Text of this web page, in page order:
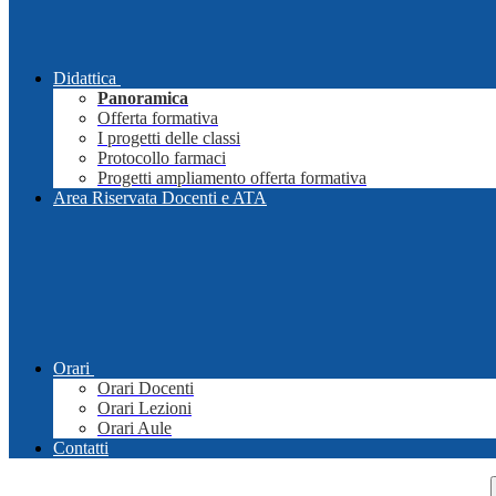
Didattica
Panoramica
Offerta formativa
I progetti delle classi
Protocollo farmaci
Progetti ampliamento offerta formativa
Area Riservata Docenti e ATA
Orari
Orari Docenti
Orari Lezioni
Orari Aule
Contatti